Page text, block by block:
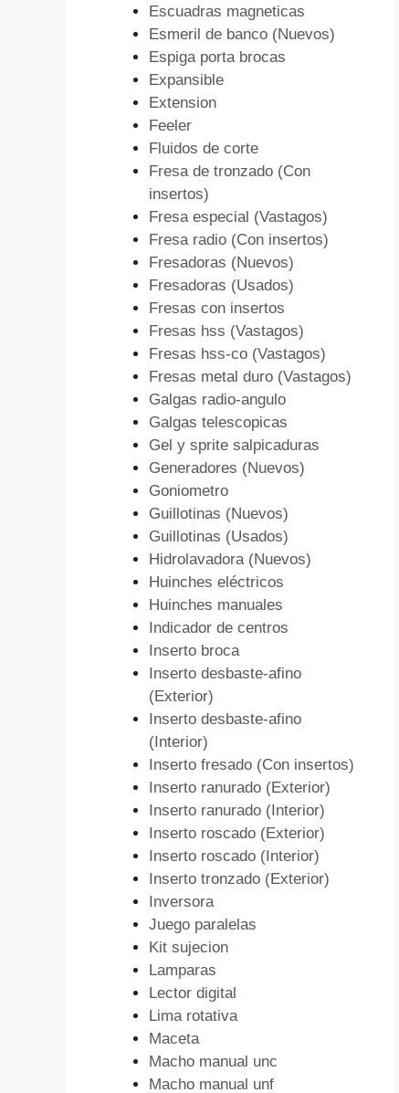
Escuadras magneticas
Esmeril de banco (Nuevos)
Espiga porta brocas
Expansible
Extension
Feeler
Fluidos de corte
Fresa de tronzado (Con
insertos)
Fresa especial (Vastagos)
Fresa radio (Con insertos)
Fresadoras (Nuevos)
Fresadoras (Usados)
Fresas con insertos
Fresas hss (Vastagos)
Fresas hss-co (Vastagos)
Fresas metal duro (Vastagos)
Galgas radio-angulo
Galgas telescopicas
Gel y sprite salpicaduras
Generadores (Nuevos)
Goniometro
Guillotinas (Nuevos)
Guillotinas (Usados)
Hidrolavadora (Nuevos)
Huinches eléctricos
Huinches manuales
Indicador de centros
Inserto broca
Inserto desbaste-afino
(Exterior)
Inserto desbaste-afino
(Interior)
Inserto fresado (Con insertos)
Inserto ranurado (Exterior)
Inserto ranurado (Interior)
Inserto roscado (Exterior)
Inserto roscado (Interior)
Inserto tronzado (Exterior)
Inversora
Juego paralelas
Kit sujecion
Lamparas
Lector digital
Lima rotativa
Maceta
Macho manual unc
Macho manual unf